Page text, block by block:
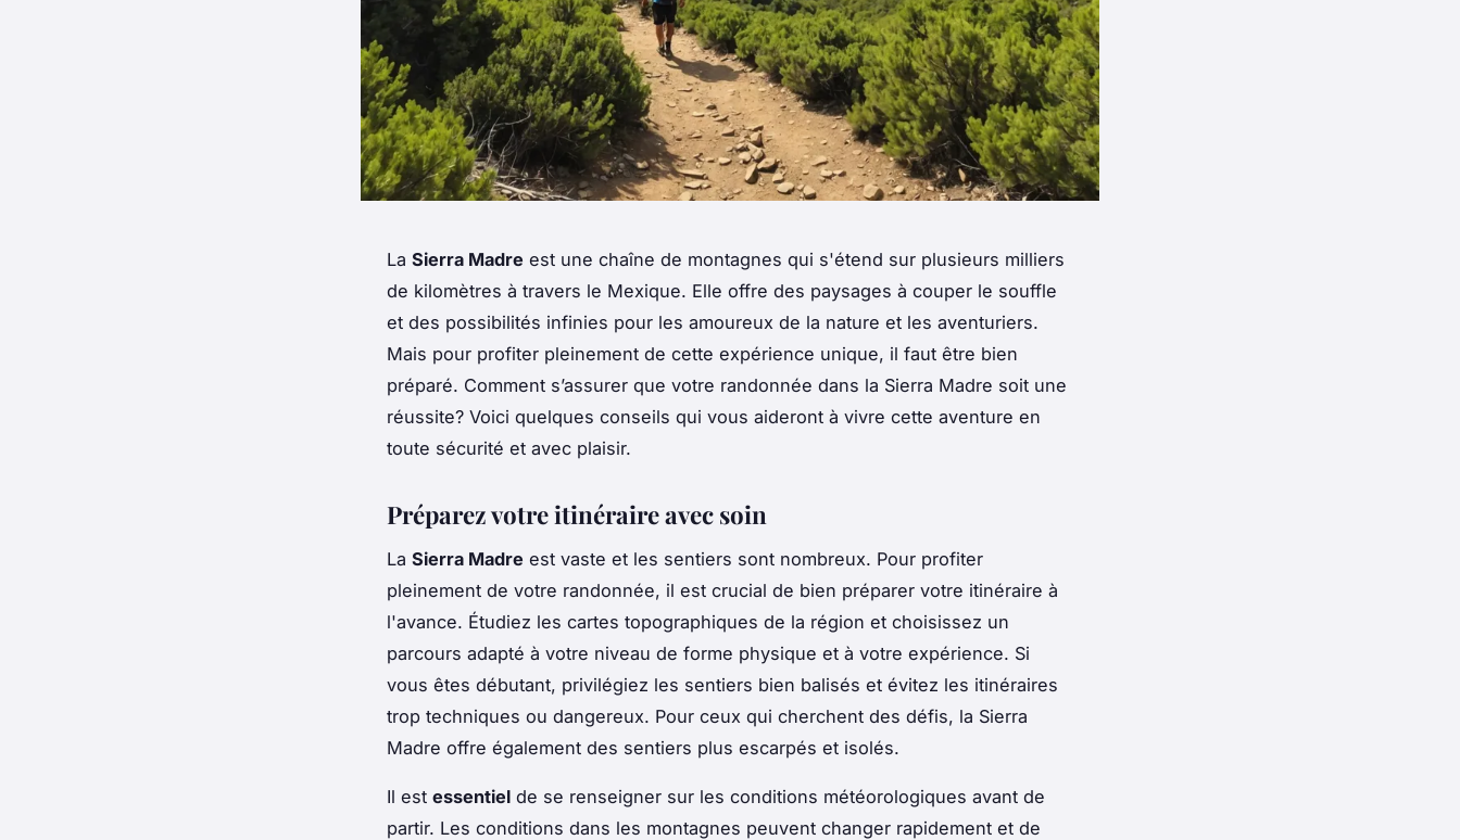
La Sierra Madre est une chaîne de montagnes qui s'étend sur plusieurs milliers
de kilomètres à travers le Mexique. Elle offre des paysages à couper le souffle
et des possibilités infinies pour les amoureux de la nature et les aventuriers.
Mais pour profiter pleinement de cette expérience unique, il faut être bien
préparé. Comment s’assurer que votre randonnée dans la Sierra Madre soit une
réussite? Voici quelques conseils qui vous aideront à vivre cette aventure en
toute sécurité et avec plaisir.
Préparez votre itinéraire avec soin
La Sierra Madre est vaste et les sentiers sont nombreux. Pour profiter
pleinement de votre randonnée, il est crucial de bien préparer votre itinéraire à
l'avance. Étudiez les cartes topographiques de la région et choisissez un
parcours adapté à votre niveau de forme physique et à votre expérience. Si
vous êtes débutant, privilégiez les sentiers bien balisés et évitez les itinéraires
trop techniques ou dangereux. Pour ceux qui cherchent des défis, la Sierra
Madre offre également des sentiers plus escarpés et isolés.
Il est essentiel de se renseigner sur les conditions météorologiques avant de
partir. Les conditions dans les montagnes peuvent changer rapidement et de